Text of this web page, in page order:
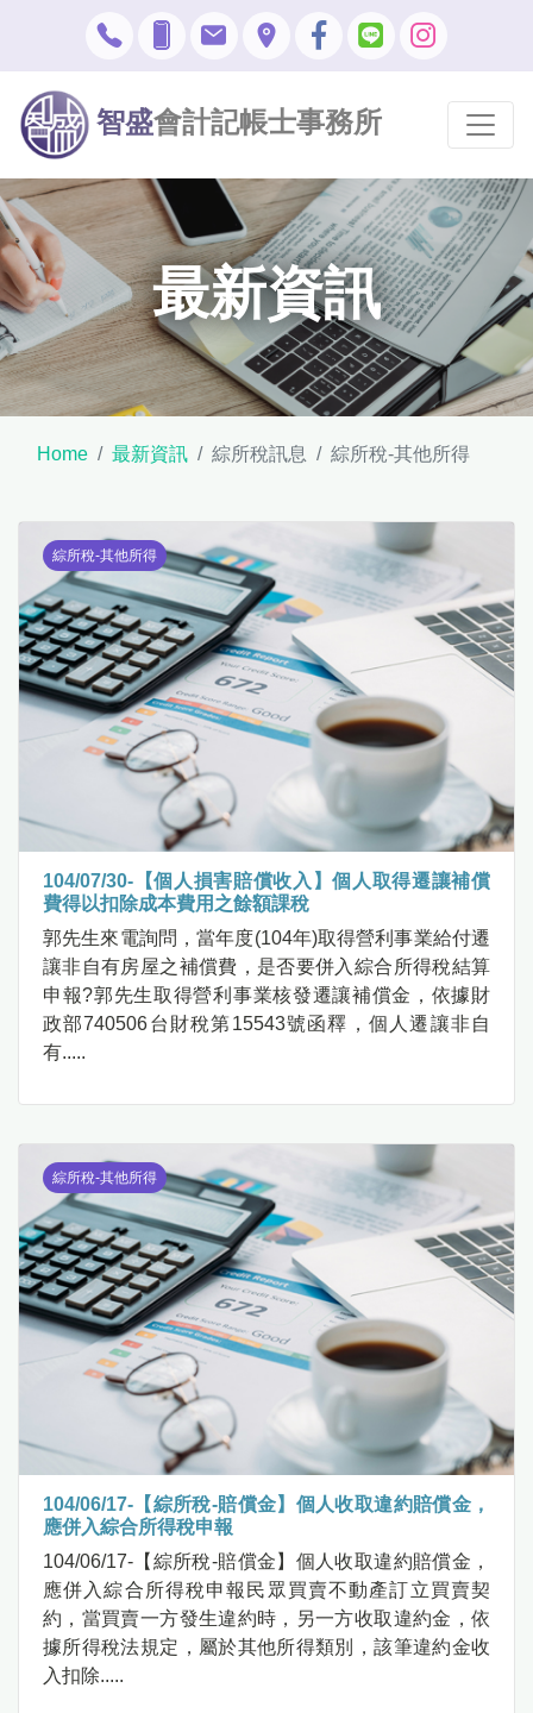
智盛會計記帳士事務所
最新資訊
Home 最新資訊 綜所稅訊息 綜所稅-其他所得
綜所稅-其他所得
104/07/30-【個人損害賠償收入】個人取得遷讓補償
費得以扣除成本費用之餘額課稅
郭先生來電詢問，當年度(104年)取得營利事業給付遷
讓非自有房屋之補償費，是否要併入綜合所得稅結算
申報?郭先生取得營利事業核發遷讓補償金，依據財
政部740506台財稅第15543號函釋，個人遷讓非自
有.....
綜所稅-其他所得
104/06/17-【綜所稅-賠償金】個人收取違約賠償金，
應併入綜合所得稅申報
104/06/17-【綜所稅-賠償金】個人收取違約賠償金，
應併入綜合所得稅申報民眾買賣不動產訂立買賣契
約，當買賣一方發生違約時，另一方收取違約金，依
據所得稅法規定，屬於其他所得類別，該筆違約金收
入扣除.....